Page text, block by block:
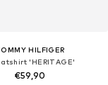
HILFIGER
'HERITAGE'
€59,90